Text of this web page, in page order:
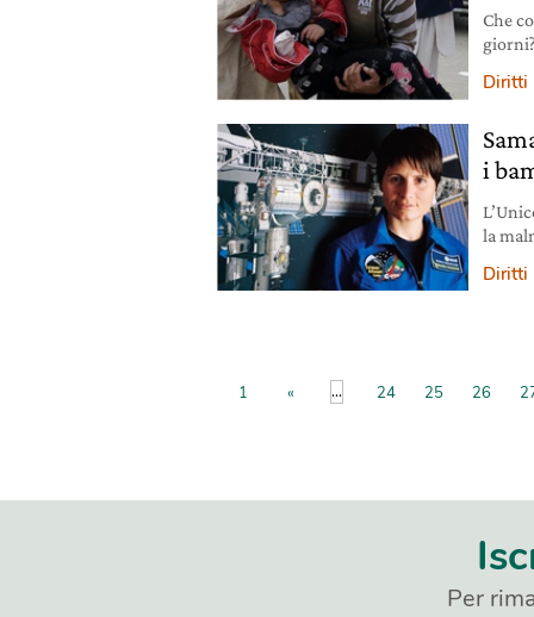
Che
fanno
primi
Diritti
i
la
Diritti
1 « ... 24 25 26
Per